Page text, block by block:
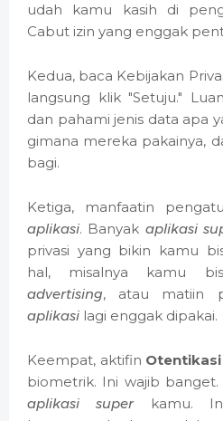
udah kamu kasih di
Cabut izin yang enggak
Kedua, baca Kebijakan
langsung klik "Setuju."
dan pahami jenis data apa
gimana mereka pakainya,
bagi.
Ketiga, manfaatin
aplikasi. Banyak aplikasi
privasi yang bikin kamu
hal, misalnya kamu
advertising, atau matiin
aplikasi lagi enggak dipakai.
Keempat, aktifin
biometrik. Ini wajib
aplikasi superkamu. Ini